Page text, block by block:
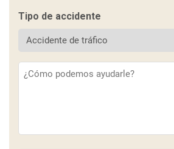
Tipo de accidente
Descripción